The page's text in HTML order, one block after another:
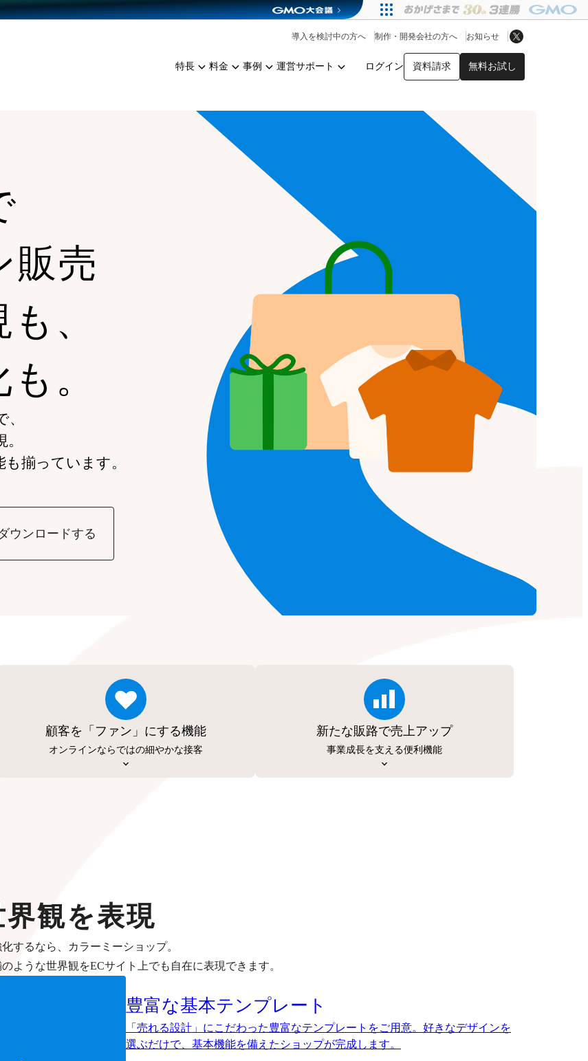
特長 料金 事例 運営サポート ログイン 資料請求 無料お試し
導入を検討中の方へ 制作・開発会社の方へ お知らせ
入
リ
連携
雑貨販売 アプリストア
料金シミュレーション
コミュニティイベントCarty
YouTubeチャンネル
販売
、
。
揃っています。
ウンロードする
顧客を「ファン」にする機能
オンラインならではの細やかな接客
新たな販路で売上アップ
事業成長を支える便利機能
観を表現
するなら、カラーミーショップ。
ような世界観をECサイト上でも自在に表現できます。
豊富な基本テンプレート
「売れる設計」にこだわった豊富なテンプレートをご用意。好きなデザインを
選ぶだけで、基本機能を備えたショップが完成します。